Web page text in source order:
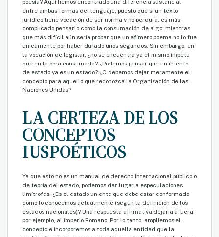
poesía? Aquí hemos encontrado una diferencia sustancial
entre ambas formas del lenguaje, puesto que si un texto
jurídico tiene vocación de ser norma y no perdura, es más
complicado pensarlo como la consumación de algo; mientras
que más difícil aún sería probar que un efímero poema no lo fue
únicamente por haber durado unos segundos. Sin embargo, en
la vocación de legislar, ¿no se encuentra ya el mismo ímpetu
que en la obra consumada? ¿Podemos pensar que un intento
de estado ya es un estado? ¿O debemos dejar meramente el
concepto para aquello que reconozca la Organización de las
Naciones Unidas?
LA CERTEZA DE LOS
CONCEPTOS
IUSPOÉTICOS
Ya que esto no es un manual de derecho internacional público o
de teoría del estado, podemos dar lugar a especulaciones
limítrofes. ¿Es el estado un ente que debe estar conformado
como lo conocemos actualmente (según la definición de los
estados nacionales)? Una respuesta afirmativa dejaría afuera,
por ejemplo, al imperio Romano. Por lo tanto, ampliemos el
concepto e incorporemos a toda aquella entidad que la